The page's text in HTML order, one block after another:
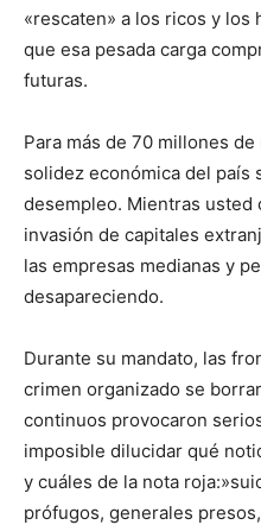
«rescaten» a los ricos y los
que esa pesada carga
futuras.
Para más de 70 millones
solidez económica del país
desempleo. Mientras usted
invasión de capitales
las empresas medianas y
desapareciendo.
Durante su mandato, las
crimen organizado se
continuos provocaron
imposible dilucidar qué
y cuáles de la nota
prófugos, generales